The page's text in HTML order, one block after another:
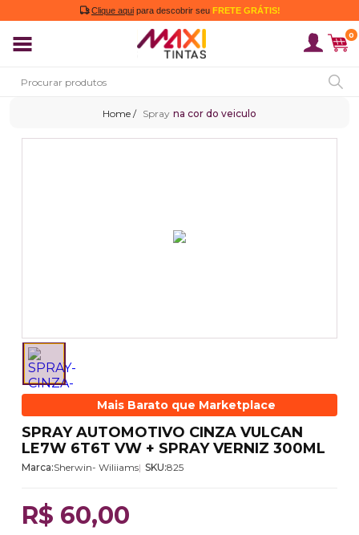
Clique aqui para descobrir seu FRETE GRÁTIS!
0
Spray na cor do veiculo
Mais Barato que Marketplace
SPRAY AUTOMOTIVO CINZA VULCAN
LE7W 6T6T VW + SPRAY VERNIZ 300ML
Marca:Sherwin- Wiliiams SKU:825
R$ 60,00